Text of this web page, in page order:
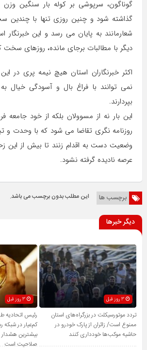
گوناگون، سرپوشی بر کوله بار سنگین وزن
گذاشته شود و چنین روزی تنها با چندین
شعارمانند به پایان می رسد و این خبرنگار
دیگر با مطالبات برجای مانده، روزهای سخت
اکثر خبرنگاران استان هیچ نیمه پری در
نمی توانند با فراغ بال و آسودگی خیال
بپردارند.
این بار نه از مسوولان بلکه از خود جامعه
روزنامه نگری تقاضا می شود که با وحدت و
وضعیت دست به اقدام زنند تا بیش از این
عرصه نادیده گرفته نشود.
برچسب ها این مطلب بدون برچسب می باشد.
دیگر خبرها
3 روز قبل
تردد موتورسیکلت در بزرگراه‌های استان
ممنوع است/ زائران از پارک خودرو در
حاشیه موکب‌ها خودداری کنند
رئیس اتحادیه
کم‌عیار در
بیشترین هشدار
صلاحیت است